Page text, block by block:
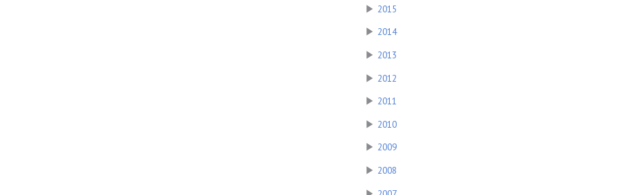
▶ 2015
▶ 2014
▶ 2013
▶ 2012
▶ 2011
▶ 2010
▶ 2009
▶ 2008